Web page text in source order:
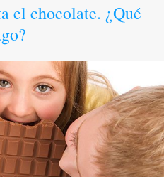
el chocolate. ¿Qué